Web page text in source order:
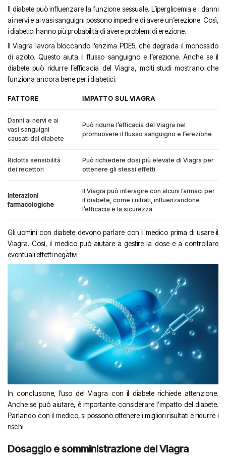
Il diabete può influenzare la funzione sessuale. L’iperglicemia e i danni
ai nervi e ai vasi sanguigni possono impedire di avere un’erezione. Così,
i diabetici hanno più probabilità di avere problemi di erezione.
Il Viagra lavora bloccando l’enzima PDE5, che degrada il monossido
di azoto. Questo aiuta il flusso sanguigno e l’erezione. Anche se il
diabete può ridurre l’efficacia del Viagra, molti studi mostrano che
funziona ancora bene per i diabetici.
FATTORE IMPATTO SUL VIAGRA
Danni ai nervi e ai
vasi sanguigni
causati dal diabete
Può ridurre l’efficacia del Viagra nel
promuovere il flusso sanguigno e l’erezione
Ridotta sensibilità
dei recettori
Può richiedere dosi più elevate di Viagra per
ottenere gli stessi effetti
Interazioni
farmacologiche
Il Viagra può interagire con alcuni farmaci per
il diabete, come i nitrati, influenzandone
l’efficacia e la sicurezza
Gli uomini con diabete devono parlare con il medico prima di usare il
Viagra. Così, il medico può aiutare a gestire la dose e a controllare
eventuali effetti negativi.
In conclusione, l’uso del Viagra con il diabete richiede attenzione.
Anche se può aiutare, è importante considerare l’impatto del diabete.
Parlando con il medico, si possono ottenere i migliori risultati e ridurre i
rischi.
Dosaggio e somministrazione del Viagra